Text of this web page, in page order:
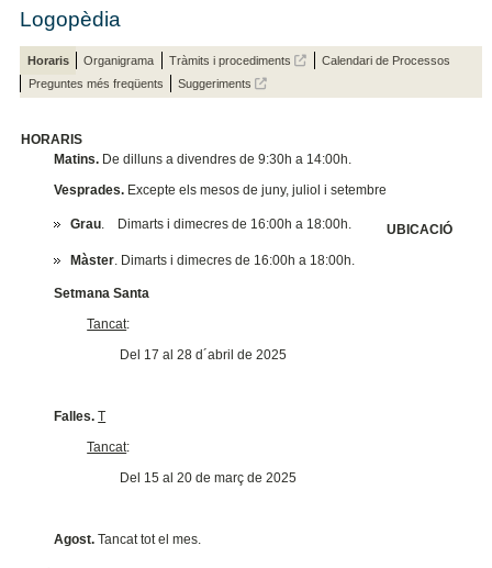
Logopèdia
Horaris Organigrama Tràmits i procediments
Calendari de Processos
Preguntes més freqüents
Suggeriments
HORARIS
Matins. De dilluns a divendres de 9:30h a 14:00h.
Vesprades. Excepte els mesos de juny, juliol i setembre
Grau. Dimarts i dimecres de 16:00h a 18:00h.
Màster. Dimarts i dimecres de 16:00h a 18:00h.
Setmana Santa
Tancat:
Del 17 al 28 d´abril de 2025
Falles. T
Tancat:
Del 15 al 20 de març de 2025
Agost.Tancat tot el mes.
UBICACIÓ